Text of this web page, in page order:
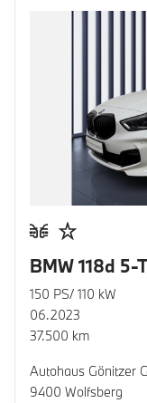
BMW 118d 5-
150 PS/ 110 kW
06.2023
37.500 km
Autohaus Gönitzer
9400 Wolfsberg